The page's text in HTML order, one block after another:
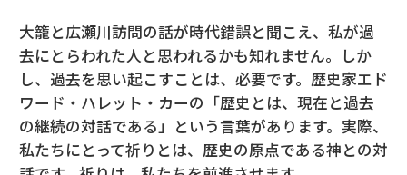
大籠と広瀬川訪問の話が時代錯誤と聞こえ、私が過
去にとらわれた人と思われるかも知れません。しか
し、過去を思い起こすことは、必要です。歴史家エド
ワード・ハレット・カーの「歴史とは、現在と過去
の継続の対話である」という言葉があります。実際、
私たちにとって祈りとは、歴史の原点である神との対